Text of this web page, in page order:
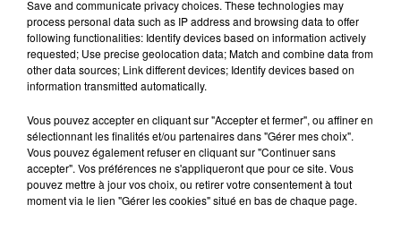
7 août 2026
album après sa tournée mondiale
7 août 2026
collaboration tant attendue
Save and communicate privacy choices. These technologies may
process personal data such as IP address and browsing data to offer
following functionalities: Identify devices based on information actively
requested; Use precise geolocation data; Match and combine data from
other data sources; Link different devices; Identify devices based on
information transmitted automatically.
Vous pouvez accepter en cliquant sur "Accepter et fermer", ou affiner en
sélectionnant les finalités et/ou partenaires dans "Gérer mes choix".
Vous pouvez également refuser en cliquant sur "Continuer sans
accepter". Vos préférences ne s'appliqueront que pour ce site. Vous
pouvez mettre à jour vos choix, ou retirer votre consentement à tout
moment via le lien "Gérer les cookies" situé en bas de chaque page.